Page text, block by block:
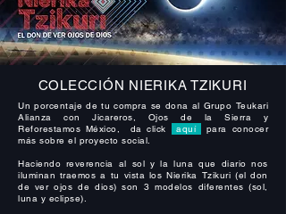
COLECCIÓN NIERIKA TZIKURI
Un porcentaje de tu compra se dona al Grupo Teukari
Alianza con Jicareros, Ojos de la Sierra y
Reforestamos México, da click
aquí
para conocer
más sobre el proyecto social.
Haciendo reverencia al sol y la luna que diario nos
iluminan traemos a tu vista los Nierika Tzikuri (el don
de ver ojos de dios) son 3 modelos diferentes (sol,
luna y eclipse).